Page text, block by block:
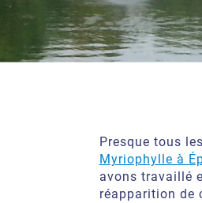
Presque tous
Myriophylle à
avons travaillé
réapparition de